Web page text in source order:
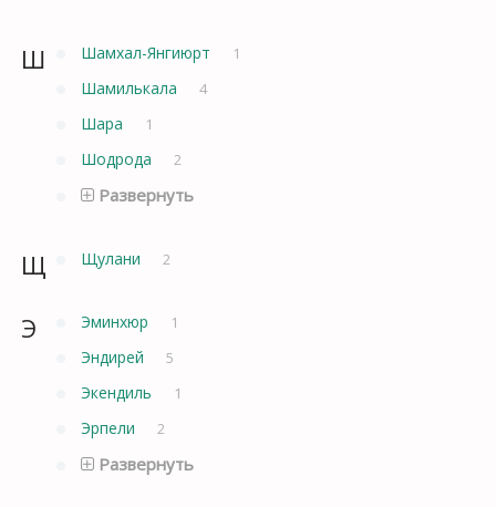
Ш Шамхал-Янгиюрт 1
Шамилькала 4
Шара 1
Шодрода 2
Развернуть
Щ Щулани 2
Э Эминхюр 1
Эндирей 5
Экендиль 1
Эрпели 2
Развернуть